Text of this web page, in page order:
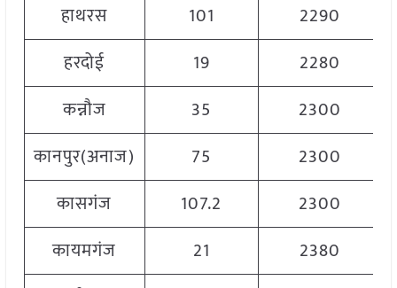
हाथरस
101
2290
हरदोई
19
2280
कन्नौज
35
2300
कानपुर(अनाज)
75
2300
कासगंज
107.2
2300
कायमगंज
21
2380